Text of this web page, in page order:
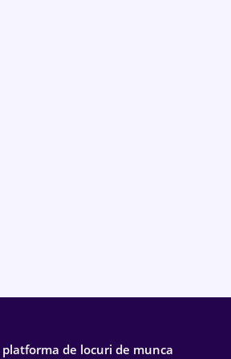
platforma de locuri de munca